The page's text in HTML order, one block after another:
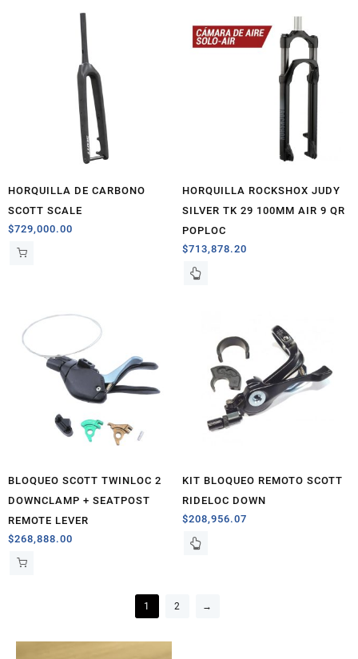
HORQUILLA DE CARBONO
SCOTT SCALE
$729,000.00
HORQUILLA ROCKSHOX JUDY
SILVER TK 29 100MM AIR 9 QR
POPLOC
$713,878.20
BLOQUEO SCOTT TWINLOC 2
DOWNCLAMP + SEATPOST
REMOTE LEVER
$268,888.00
KIT BLOQUEO REMOTO SCOTT
RIDELOC DOWN
$208,956.07
1 2 →